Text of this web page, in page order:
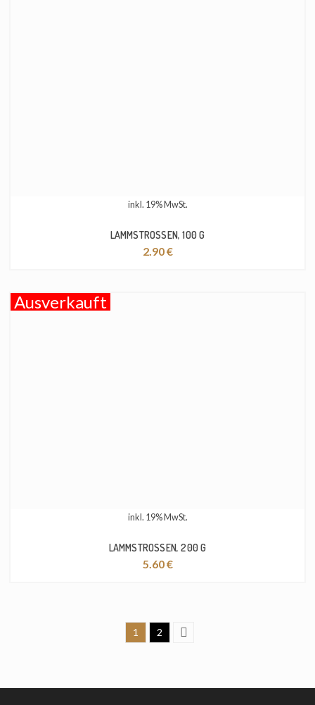
inkl. 19% MwSt.
LAMMSTROSSEN, 100 G
2.90€
Ausverkauft
inkl. 19% MwSt.
LAMMSTROSSEN, 200 G
5.60€
1 2 Next